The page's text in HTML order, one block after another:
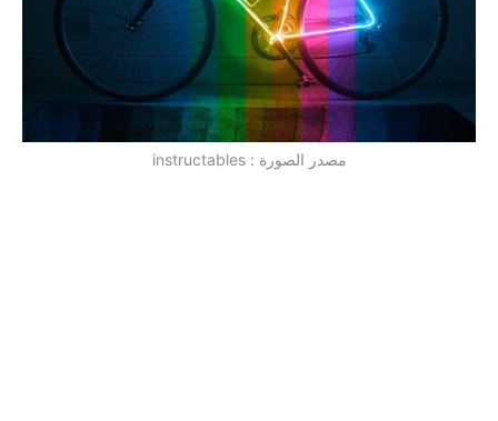
مصدر الصورة : instructables